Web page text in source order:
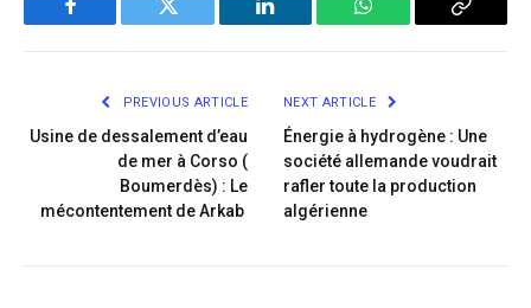
Facebook Twitter LinkedIn WhatsApp Copy
PREVIOUS ARTICLE
Usine de dessalement d’eau
de mer à Corso (
Boumerdès) : Le
mécontentement de Arkab
NEXT ARTICLE
Énergie à hydrogène : Une
société allemande voudrait
rafler toute la production
algérienne